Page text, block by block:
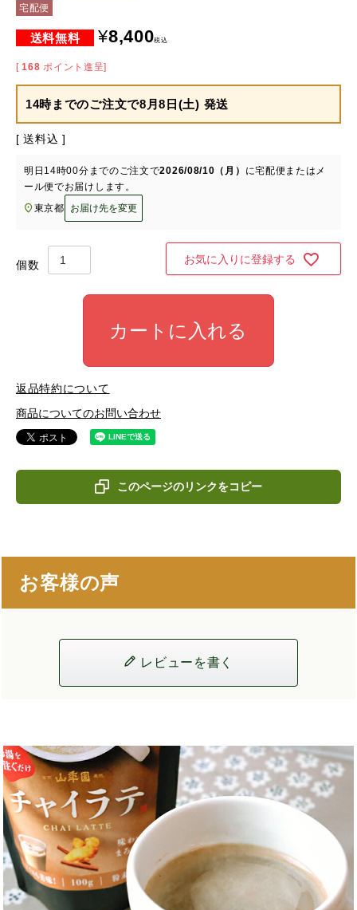
宅配便
¥8,400税込
[ 168 ポイント進呈]
14時までのご注文で8月8日(土) 発送
送料込
明日 14時00分 までのご注文で2026/08/10（月） に宅配便またはメ
ール便でお届けします。
東京都
お届け先を変更
お気に入りに登録する
カートに入れる
返品特約について
商品についてのお問い合わせ
このページのリンクをコピー
お客様の声
レビューを書く